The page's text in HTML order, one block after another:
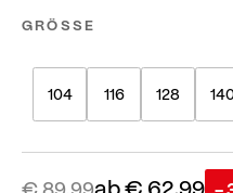
GRÖSSE
104 116 128